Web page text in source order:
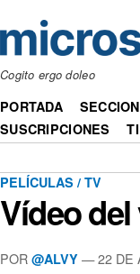
Cogito ergo doleo
PORTADA
SUSCRIPCIONES
PELÍCULAS / TV
Vídeo
POR @ALVY — 22 DE